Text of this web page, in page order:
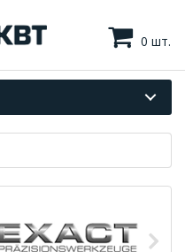
0 шт.